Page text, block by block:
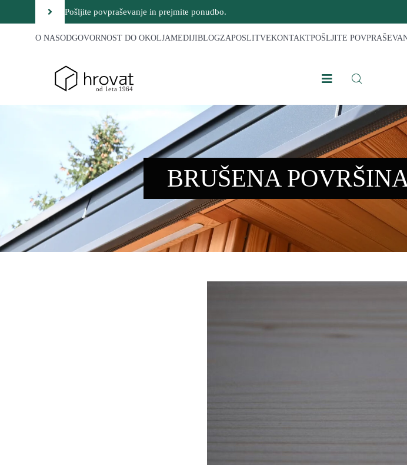
Pošljite povpraševanje in prejmite ponudbo.
O NASODGOVORNOST DO OKOLJAMEDIJIBLOGZAPOSLITVEKONTAKTPOŠLJITE
BRUŠENA